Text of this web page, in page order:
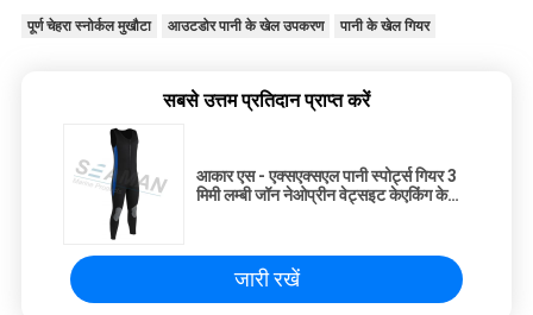
पूर्ण चेहरा स्नोर्कल मुखौटा आउटडोर पानी के खेल उपकरण पानी के खेल गियर
सबसे उत्तम प्रतिदान प्राप्त करें
आकार एस - एक्सएक्सएल पानी स्पोर्ट्स गियर 3
मिमी लम्बी जॉन नेओप्रीन वेट्सइट केएकिंग के
जारी रखें